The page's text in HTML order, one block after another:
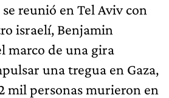
reunió en Tel Aviv con
israelí, Benjamin
marco de una gira
una tregua en Gaza,
mil personas murieron en